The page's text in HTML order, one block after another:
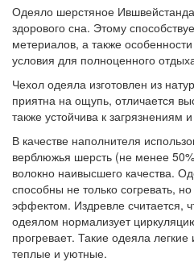
Одеяло шерстяное
здорового сна. Этому
метериалов, а также
условия для полноценного
Чехол одеяла изготовлен из
приятна на ощупь, отличается
также устойчива к загрязнениям
В качестве наполнителя
верблюжья шерсть (не менее
волокно наивысшего качества.
способны не только согревать,
эффектом. Издревле считается,
одеялом нормализует
прогревает. Такие одеяла
теплые и уютные.